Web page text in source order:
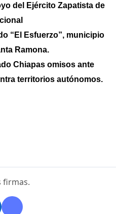
del Ejército Zapatista de
“El Esfuerzo”, municipio
Ramona.
Chiapas omisos ante
territorios autónomos.
firmas.